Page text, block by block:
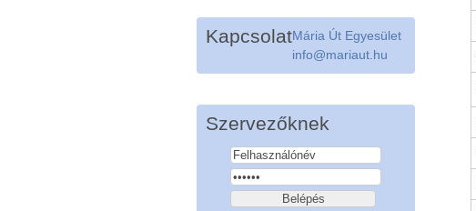
KapcsolatMária Út Egyesület
info@mariaut.hu
Szervezőknek